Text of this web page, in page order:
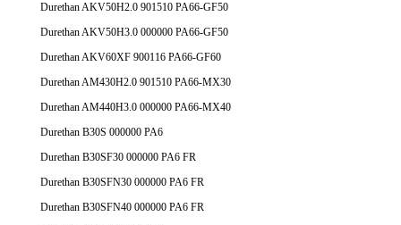
Durethan AKV50H2.0 901510 PA66-GF50
Durethan AKV50H3.0 000000 PA66-GF50
Durethan AKV60XF 900116 PA66-GF60
Durethan AM430H2.0 901510 PA66-MX30
Durethan AM440H3.0 000000 PA66-MX40
Durethan B30S 000000 PA6
Durethan B30SF30 000000 PA6 FR
Durethan B30SFN30 000000 PA6 FR
Durethan B30SFN40 000000 PA6 FR